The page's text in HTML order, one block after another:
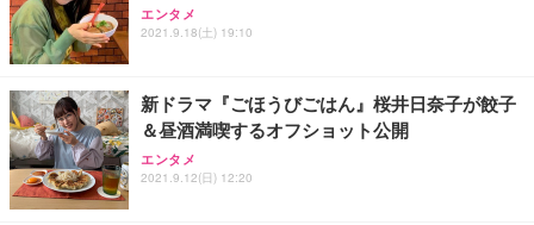
エンタメ
2021.9.18(土) 19:10
新ドラマ『ごほうびごはん』桜井日奈子が餃子
＆昼酒満喫するオフショット公開
エンタメ
2021.9.12(日) 12:20